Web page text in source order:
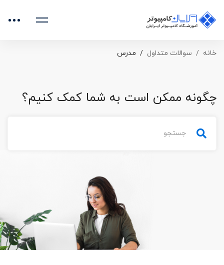
خانه سوالات متداول مدرس
چگونه ممکن است به شما کمک کنیم؟
برای: